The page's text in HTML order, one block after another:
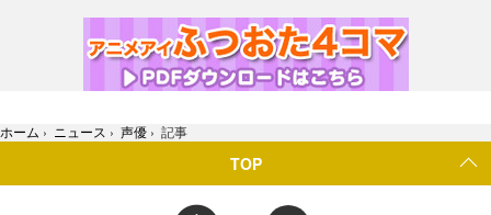
ホーム › ニュース › 声優 › 記事
TOP